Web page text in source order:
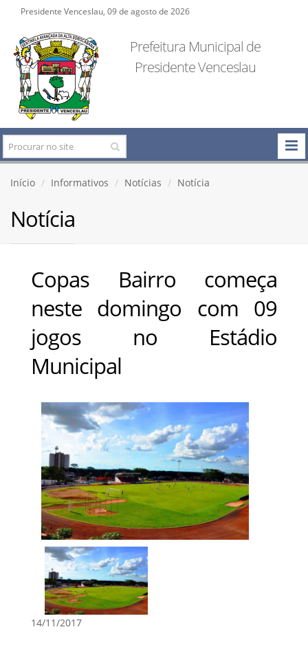
Presidente Venceslau, 09 de agosto de 2026
Prefeitura Municipal de
Presidente Venceslau
Início Informativos Notícias Notícia
Notícia
Copas Bairro começa
neste domingo com 09
jogos no Estádio
Municipal
14/11/2017